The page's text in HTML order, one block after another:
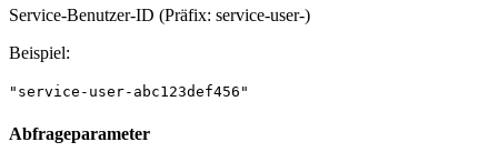
Service-Benutzer-ID (Präfix: service-user-)
Beispiel:
"service-user-abc123def456"
Abfrageparameter